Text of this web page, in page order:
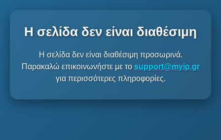
Η σελίδα δεν είναι διαθέσιμη
Η σελίδα δεν είναι διαθέσιμη προσωρινά.
Παρακαλώ επικοινωνήστε με το support@myip.gr
για περισσότερες πληροφορίες.